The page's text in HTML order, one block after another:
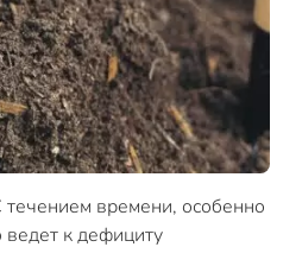
течением времени, особенно
ведет к дефициту